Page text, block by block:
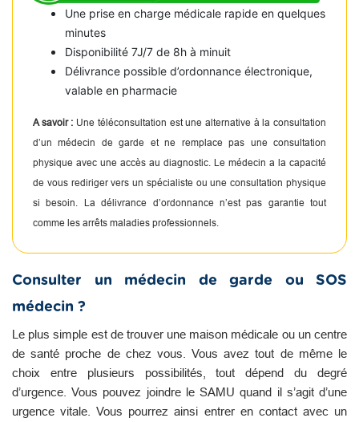
Une prise en charge médicale rapide en quelques
minutes
Disponibilité 7J/7 de 8h à minuit
Délivrance possible d’ordonnance électronique,
valable en pharmacie
A savoir : Une téléconsultation est une alternative à la consultation
d’un médecin de garde et ne remplace pas une consultation
physique avec une accès au diagnostic. Le médecin a la capacité
de vous rediriger vers un spécialiste ou une consultation physique
si besoin. La délivrance d’ordonnance n’est pas garantie tout
comme les arrêts maladies professionnels.
Consulter un médecin de garde ou SOS
médecin ?
Le plus simple est de trouver une maison médicale ou un centre
de santé proche de chez vous. Vous avez tout de même le
choix entre plusieurs possibilités, tout dépend du degré
d’urgence. Vous pouvez joindre le SAMU quand il s’agit d’une
urgence vitale. Vous pourrez ainsi entrer en contact avec un